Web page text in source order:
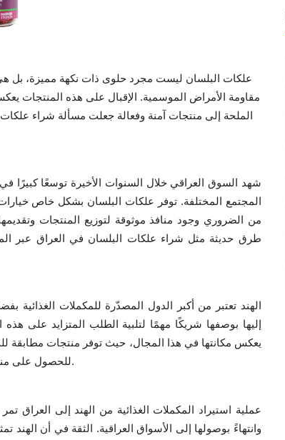
علكات البلسان ليست مجرد حلوى ذات نكهة مميزة، بل
مقاومة الأمراض الموسمية. الإقبال على هذه المنتجات
الملحة إلى منتجات آمنة وفعالة جعلت مسألة شراء
شهد السوق العراقي خلال السنوات الأخيرة توسعًا كبيرًا
المجتمع المختلفة. توفر علكات البلسان بشكل خاص
من الضروري وجود منافذ موثوقة لتوزيع المنتجات وتقديمها
طرق حديثة مثل شراء علكات البلسان في العراق عبر
الهند تعتبر من أكبر الدول المصدّرة للمكملات الغذائية
إليها بوصفها شريكًا مهمًا لتلبية الطلب المتزايد على
يعكس مكانتها في هذا المجال، حيث توفر منتجات مطابقة
للحصول على منتجات موثوقة، ما يضمن له تجربة صحية وآمنة عند اقتناء مكملاته الغذائية.
عملية استيراد المكملات الغذائية من الهند إلى العراق
وانتهاءً بوصولها إلى الأسواق العراقية. الثقة في أن